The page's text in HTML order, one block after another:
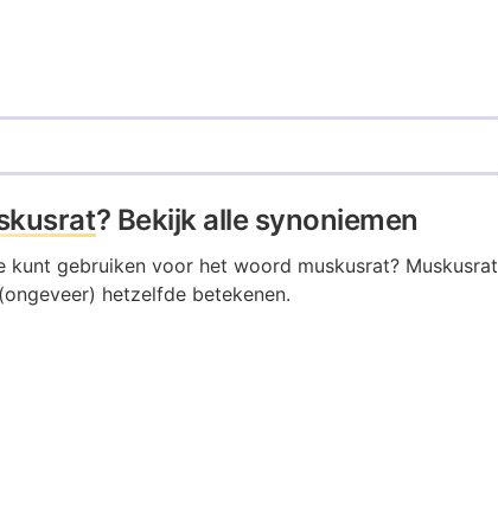
? Bekijk alle synoniemen
kunt gebruiken voor het woord muskusrat? Muskusrat
hetzelfde betekenen.